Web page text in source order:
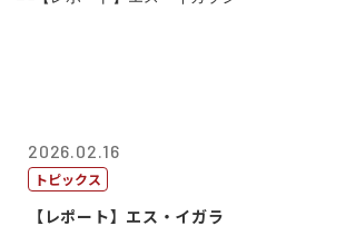
2026.02.16
トピックス
【レポート】エス・イガラ